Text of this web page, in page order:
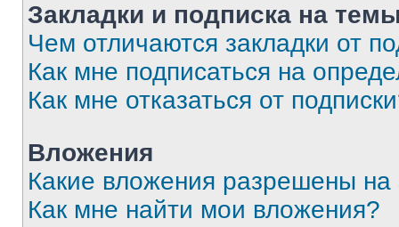
Закладки и подписка на
Чем отличаются закладки от
Как мне подписаться на
Как мне отказаться от
Вложения
Какие вложения разрешены
Как мне найти мои вложения?